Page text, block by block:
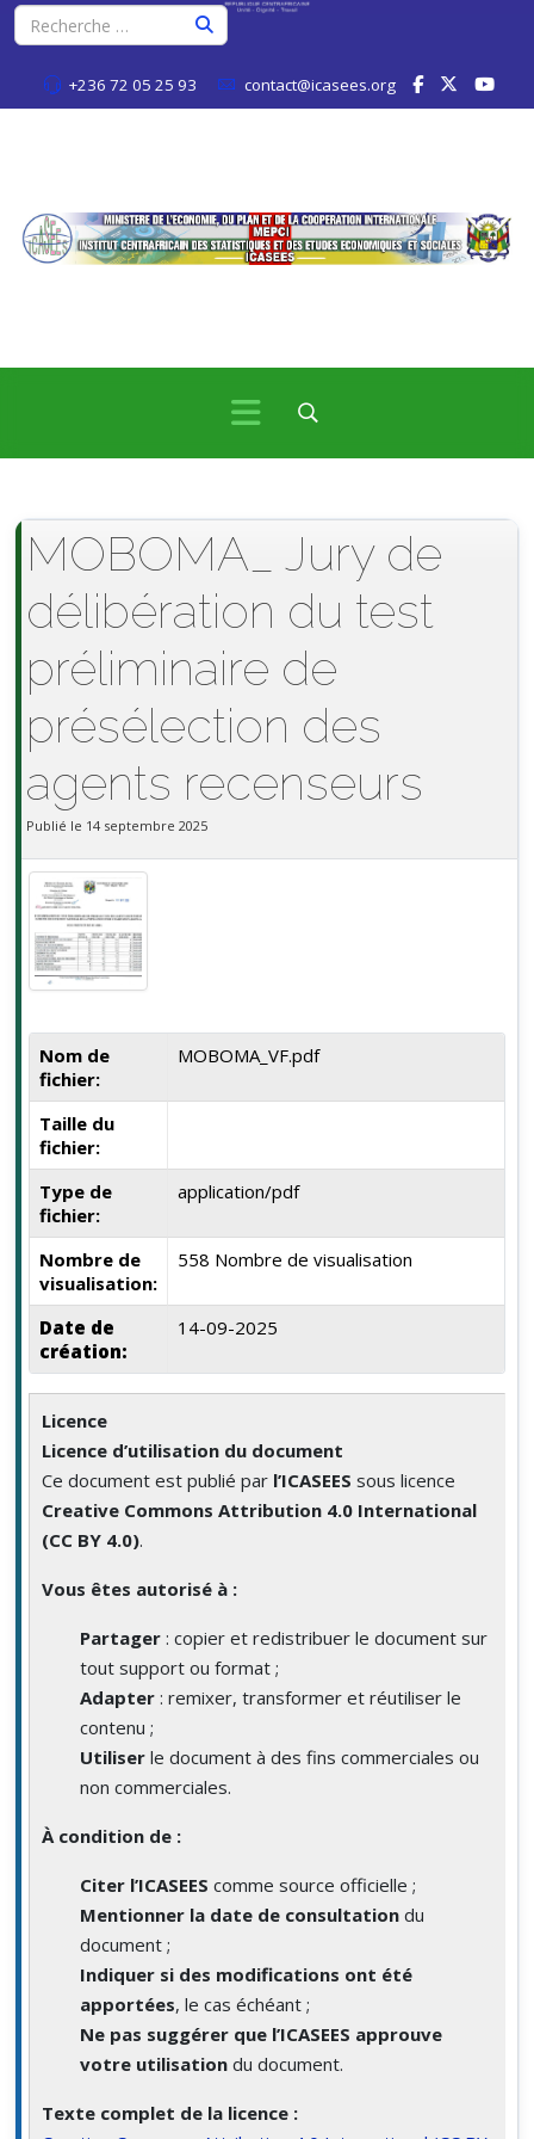
+236 72 05 25 93 contact@icasees.org
MOBOMA_ Jury de
délibération du test
préliminaire de
présélection des
agents recenseurs
Publié le 14 septembre 2025
Nom de
fichier:
MOBOMA_VF.pdf
Taille du
fichier:
Type de
fichier:
application/pdf
Nombre de
visualisation:
558 Nombre de visualisation
Date de
création:
14-09-2025
Licence
Licence d’utilisation du document
Ce document est publié par l’ICASEES sous licence
Creative Commons Attribution 4.0 International
(CC BY 4.0).
Vous êtes autorisé à :
Partager : copier et redistribuer le document sur
tout support ou format ;
Adapter : remixer, transformer et réutiliser le
contenu ;
Utiliser le document à des fins commerciales ou
non commerciales.
À condition de :
Citer l’ICASEES comme source officielle ;
Mentionner la date de consultation du
document ;
Indiquer si des modifications ont été
apportées, le cas échéant ;
Ne pas suggérer que l’ICASEES approuve
votre utilisation du document.
Texte complet de la licence :